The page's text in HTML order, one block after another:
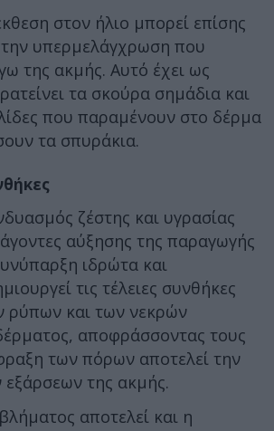
στον ήλιο μπορεί επίσης
την υπερμελάγχρωση που
της ακμής. Αυτό έχει ως
τα σκούρα σημάδια και
που παραμένουν στο δέρμα
τα σπυράκια.
ζέστης και υγρασίας
αύξησης της παραγωγής
ιδρώτα και
τις τέλειες συνθήκες
ρύπων και των νεκρών
αποφράσσοντας τους
των πόρων αποτελεί την
εξάρσεων της ακμής.
αποτελεί και η